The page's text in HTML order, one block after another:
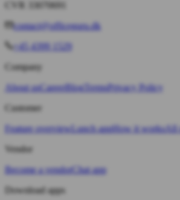
contact@officeguru.dk
+45 4399 1529
Company
About usCareer Blog TermsPrivacy Policy
Customer
Feature overview Lunch appHow it worksAll
Vendor
Become a vendorChat app
Download apps